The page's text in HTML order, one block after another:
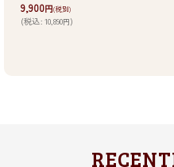
9,900円(税別)
(税込: 10,890円)